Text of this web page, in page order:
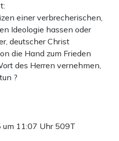
einer verbrecherischen,
Ideologie hassen oder
deutscher Christ
die Hand zum Frieden
des Herren vernehmen,
?
um 11:07 Uhr 509T